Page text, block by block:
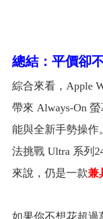
總結：平價卻
綜合來看，Apple
帶來 Always-On
能與全新手勢操作
法挑戰 Ultra 系列
來說，仍是一款兼